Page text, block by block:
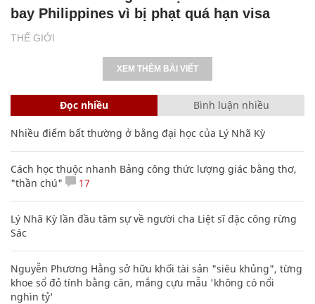
THẾ GIỚI
bay Philippines vì bị phạt quá hạn visa
XEM THÊM BÀI VIẾT
Đọc nhiều Bình luận nhiều
Nhiều điểm bất thường ở bằng đại học của Lý Nhã Kỳ
Cách học thuộc nhanh Bảng công thức lượng giác bằng thơ,
"thần chú"
17
Lý Nhã Kỳ lần đầu tâm sự về người cha Liệt sĩ đặc công rừng
Sác
Nguyễn Phương Hằng sở hữu khối tài sản "siêu khủng", từng
khoe sổ đỏ tính bằng cân, mắng cựu mẫu 'không có nổi
nghìn tỷ'